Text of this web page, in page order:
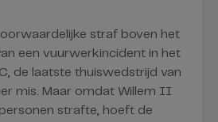
straf boven het
een vuurwerkincident in het
de laatste thuiswedstrijd van
mis. Maar omdat Willem II
strafte, hoeft de